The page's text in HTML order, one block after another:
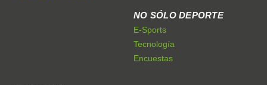
NO SÓLO DEPORTE
E-Sports
Tecnología
Encuestas